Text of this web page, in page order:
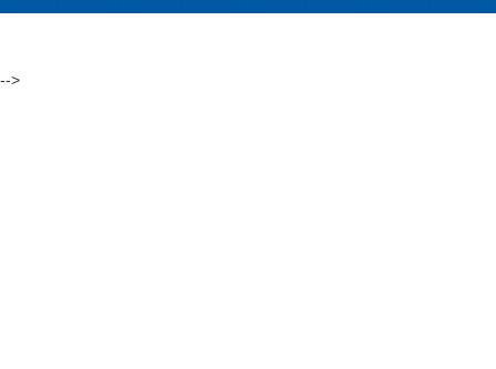
-->